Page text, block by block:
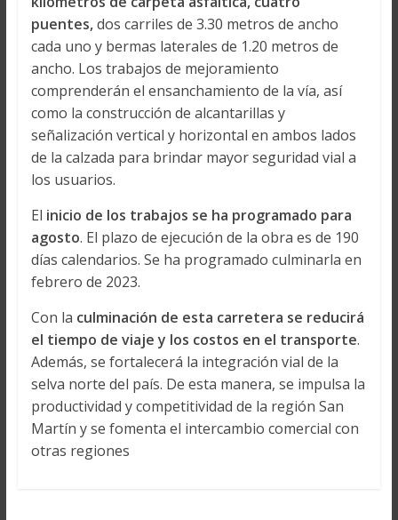
puentes,dos carriles de 3.30 metros de ancho
cada uno y bermas laterales de 1.20 metros de
ancho. Los trabajos de mejoramiento
comprenderán el ensanchamiento de la vía, así
como la construcción de alcantarillas y
señalización vertical y horizontal en ambos lados
de la calzada para brindar mayor seguridad vial a
los usuarios.
El inicio de los trabajos se ha programado para
agosto. El plazo de ejecución de la obra es de 190
días calendarios. Se ha programado culminarla en
febrero de 2023.
Con la culminación de esta carretera se reducirá
el tiempo de viaje y los costos en el transporte.
Además, se fortalecerá la integración vial de la
selva norte del país. De esta manera, se impulsa la
productividad y competitividad de la región San
Martín y se fomenta el intercambio comercial con
otras regiones